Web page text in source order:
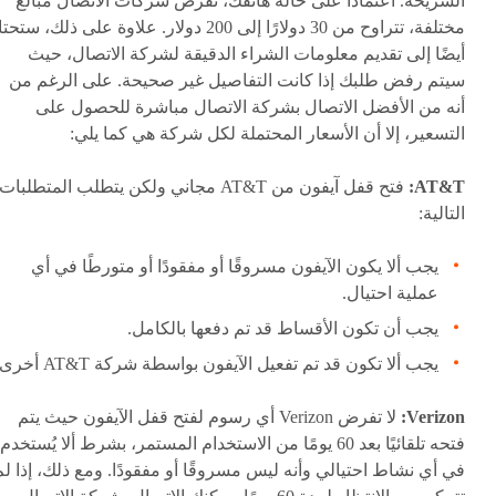
مختلفة، تتراوح من 30 دولارًا إلى 200 دولار. علاوة على ذلك،
أيضًا إلى تقديم معلومات الشراء الدقيقة لشركة الاتصال، حيث
سيتم رفض طلبك إذا كانت التفاصيل غير صحيحة. على الرغم من
أنه من الأفضل الاتصال بشركة الاتصال مباشرة للحصول على
التسعير، إلا أن الأسعار المحتملة لكل شركة هي كما يلي:
AT&T:
فتح قفل آيفون من AT&T مجاني ولكن يتطلب المتطلبات
التالية:
يجب ألا يكون الآيفون مسروقًا أو مفقودًا أو متورطًا في أي
عملية احتيال.
يجب أن تكون الأقساط قد تم دفعها بالكامل.
يجب ألا تكون قد تم تفعيل الآيفون بواسطة شركة AT&T أخرى.
Verizon:
لا تفرض Verizon أي رسوم لفتح قفل الآيفون حيث يتم
فتحه تلقائيًا بعد 60 يومًا من الاستخدام المستمر، بشرط ألا يُستخدم
في أي نشاط احتيالي وأنه ليس مسروقًا أو مفقودًا. ومع ذلك، إذا